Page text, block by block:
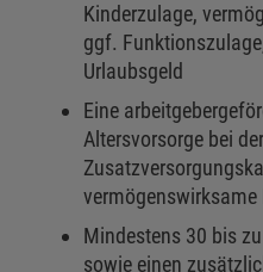
Kinderzulage,
ggf.
Urlaubsgeld
Eine
Altersvorsorge bei
vermögenswirksame
Mindestens 30 bis
sowie einen